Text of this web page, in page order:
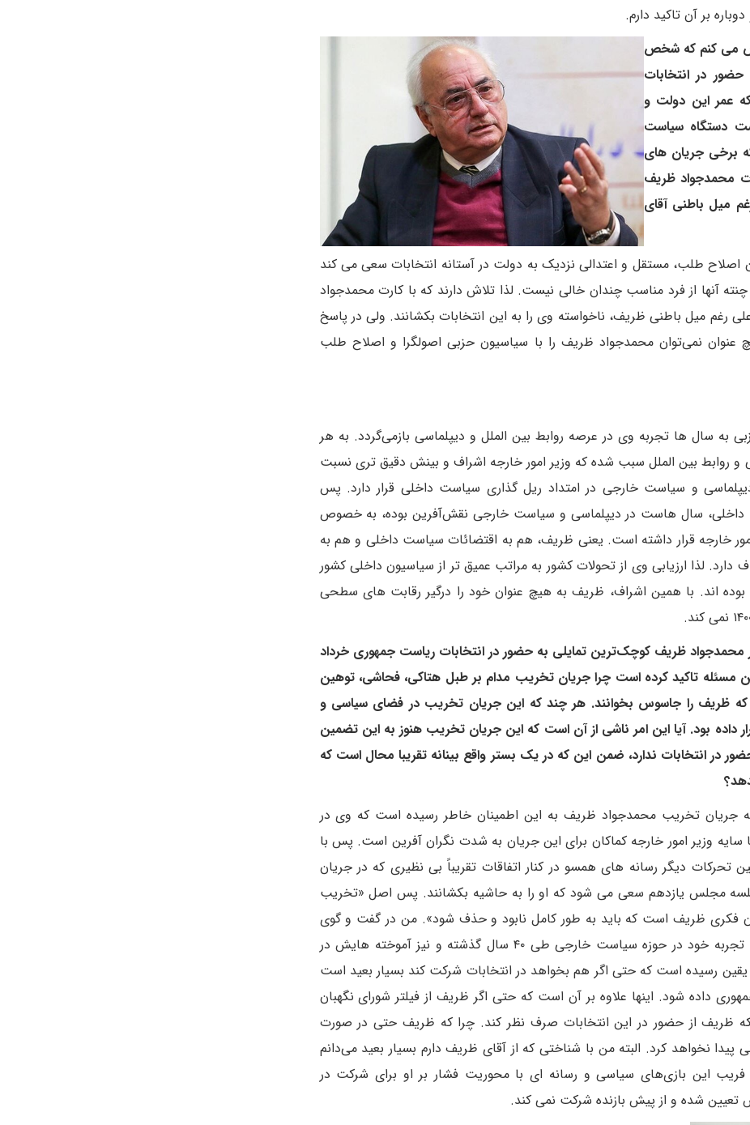
بر آن تاکید دارم.
می کنم که شخص
در انتخابات
عمر این دولت و
دستگاه سیاست
برخی جریان های
محمدجواد ظریف
میل باطنی آقای
طلب، مستقل و اعتدالی نزدیک به دولت در آستانه انتخابات سعی می کند
آنها از فرد مناسب چندان خالی نیست. لذا تلاش دارند که با کارت محمدجواد
رغم میل باطنی ظریف، ناخواسته وی را به این انتخابات بکشانند. ولی در پاسخ
نمی‌توان محمدجواد ظریف را با سیاسیون حزبی اصولگرا و اصلاح طلب
به سال ها تجربه وی در عرصه روابط بین الملل و دیپلماسی بازمی‌گردد. به هر
بین الملل سبب شده که وزیر امور خارجه اشراف و بینش دقیق تری نسبت
و سیاست خارجی در امتداد ریل گذاری سیاست داخلی قرار دارد. پس
داخلی، سال هاست در دیپلماسی و سیاست خارجی نقش‌آفرین بوده، به خصوص
امور خارجه قرار داشته است. یعنی ظریف، هم به اقتضائات سیاست داخلی و هم به
دارد. لذا ارزیابی وی از تحولات کشور به مراتب عمیق تر از سیاسیون داخلی کشور
اند. با همین اشراف، ظریف به هیچ عنوان خود را درگیر رقابت های سطحی
محمدجواد ظریف کوچک‌ترین تمایلی به حضور در انتخابات ریاست جمهوری خرداد
بر این مسئله تاکید کرده است چرا جریان تخریب مدام بر طبل هتاکی، فحاشی، توهین
که ظریف را جاسوس بخوانند. هر چند که این جریان تخریب در فضای سیاسی و
داده بود. آیا این امر ناشی از آن است که این جریان تخریب هنوز به این تضمین
در انتخابات ندارد، ضمن این که در یک بستر واقع بینانه تقریبا محال است که
جریان تخریب محمدجواد ظریف به این اطمینان خاطر رسیده است که وی در
وزیر امور خارجه کماکان برای این جریان به شدت نگران آفرین است. پس با
دیگر رسانه های همسو در کنار اتفاقات تقریباً بی نظیری که در جریان
مجلس یازدهم سعی می شود که او را به حاشیه بکشانند. پس اصل «تخریب
ظریف است که باید به طور کامل نابود و حذف شود». من در گفت و گوی
قبلی با شما تاکید کردم که محمد جواد ظریف با تجربه خود در حوزه سیاست خارجی طی ۴۰ سال گذشته و نیز آموخته هایش در
رسیده است که حتی اگر هم بخواهد در انتخابات شرکت کند بسیار بعید است
داده شود. اینها علاوه بر آن است که حتی اگر ظریف از فیلتر شورای نگهبان
از حضور در این انتخابات صرف نظر کند. چرا که ظریف حتی در صورت
نخواهد کرد. البته من با شناختی که از آقای ظریف دارم بسیار بعید می‌دانم
فریب این بازی‌های سیاسی و رسانه ای با محوریت فشار بر او برای شرکت در
تعیین شده و از پیش بازنده شرکت نمی کند.